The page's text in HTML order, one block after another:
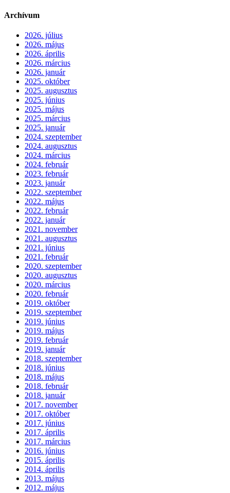
Archívum
2026. július
2026. május
2026. április
2026. március
2026. január
2025. október
2025. augusztus
2025. június
2025. május
2025. március
2025. január
2024. szeptember
2024. augusztus
2024. március
2024. február
2023. február
2023. január
2022. szeptember
2022. május
2022. február
2022. január
2021. november
2021. augusztus
2021. június
2021. február
2020. szeptember
2020. augusztus
2020. március
2020. február
2019. október
2019. szeptember
2019. június
2019. május
2019. február
2019. január
2018. szeptember
2018. június
2018. május
2018. február
2018. január
2017. november
2017. október
2017. június
2017. április
2017. március
2016. június
2015. április
2014. április
2013. május
2012. május